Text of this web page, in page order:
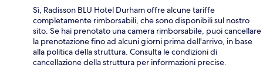
Sì, Radisson BLU Hotel Durham offre alcune tariffe
completamente rimborsabili, che sono disponibili sul nostro
sito. Se hai prenotato una camera rimborsabile, puoi cancellare
la prenotazione fino ad alcuni giorni prima dell'arrivo, in base
alla politica della struttura. Consulta le condizioni di
cancellazione della struttura per informazioni precise.